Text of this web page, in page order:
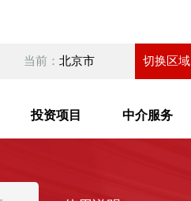
当前： 北京市 切换区域
投资项目 中介服务